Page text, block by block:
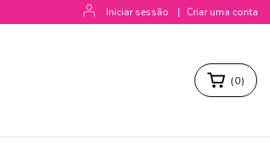
Iniciar sessão | Criar uma conta
(0)